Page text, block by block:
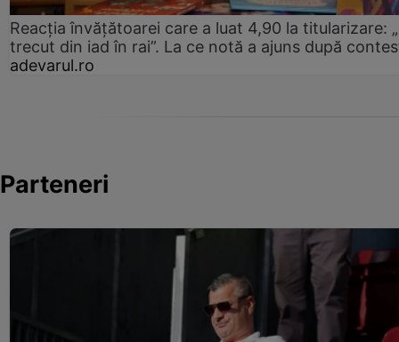
Reacția învățătoarei care a luat 4,90 la titularizare:
trecut din iad în rai”. La ce notă a ajuns după
adevarul.ro
Parteneri